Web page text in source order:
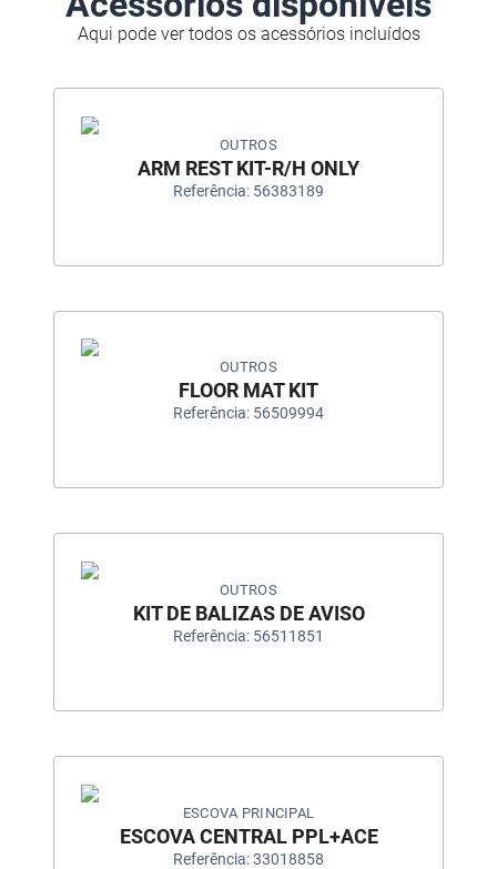
Aqui pode ver todos os acessórios incluídos
OUTROS
ARM REST KIT-R/H ONLY
Referência: 56383189
OUTROS
FLOOR MAT KIT
Referência: 56509994
OUTROS
KIT DE BALIZAS DE AVISO
Referência: 56511851
ESCOVA PRINCIPAL
ESCOVA CENTRAL PPL+ACE
Referência: 33018858